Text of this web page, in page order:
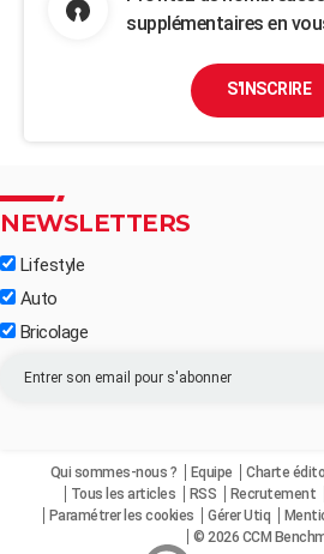
supplémentaires en
S'INSCRIRE
NEWSLETTERS
Lifestyle
Auto
Bricolage
Qui sommes-nous ? Equipe Charte
Tous les articles
RSS Recrutement
Paramétrer les cookies
Gérer Utiq
© 2026 CCM